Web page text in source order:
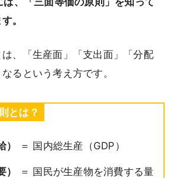
。
、「生産面」「支出面」「分配
るという考え方です。
とは？
＝ 国内総生産（GDP）
＝ 国民が生産物を消費する量